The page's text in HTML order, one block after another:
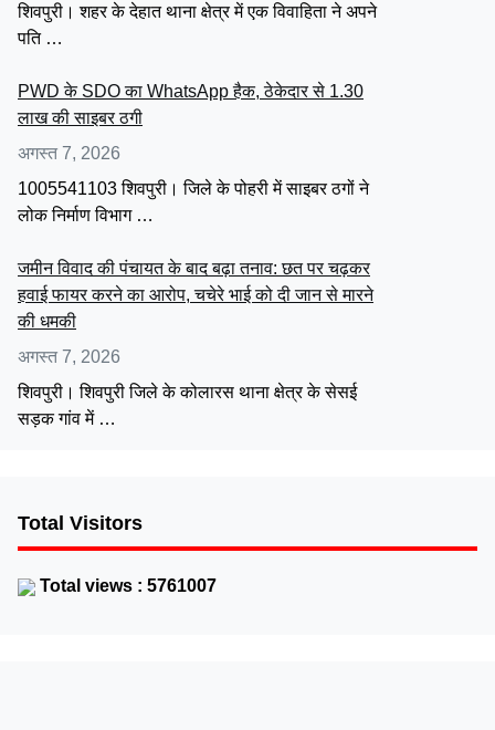
शिवपुरी। शहर के देहात थाना क्षेत्र में एक विवाहिता ने अपने
पति …
PWD के SDO का WhatsApp हैक, ठेकेदार से 1.30
लाख की साइबर ठगी
अगस्त 7, 2026
1005541103 शिवपुरी। जिले के पोहरी में साइबर ठगों ने
लोक निर्माण विभाग …
जमीन विवाद की पंचायत के बाद बढ़ा तनाव: छत पर चढ़कर
हवाई फायर करने का आरोप, चचेरे भाई को दी जान से मारने
की धमकी
अगस्त 7, 2026
शिवपुरी। शिवपुरी जिले के कोलारस थाना क्षेत्र के सेसई
सड़क गांव में …
Total Visitors
Total views : 5761007